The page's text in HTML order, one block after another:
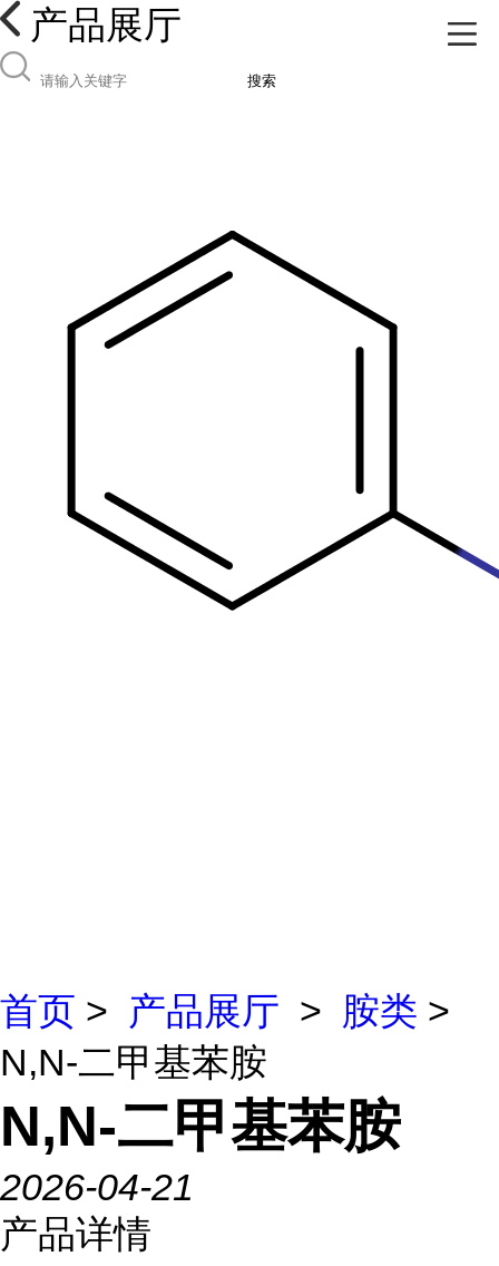
产品展厅
搜索
首页 > 产品展厅 > 胺类 >
N,N-二甲基苯胺
N,N-二甲基苯胺
2026-04-21
产品详情